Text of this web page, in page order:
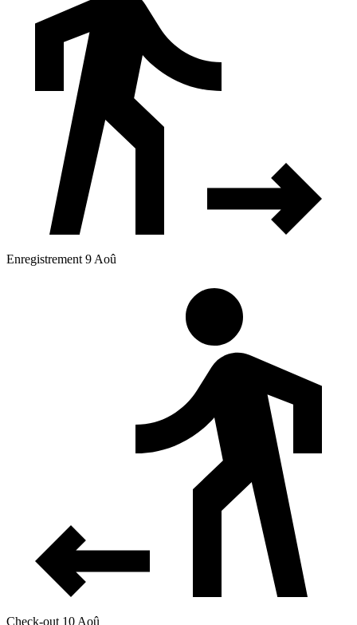
Enregistrement 9 Aoû
Check-out 10 Aoû